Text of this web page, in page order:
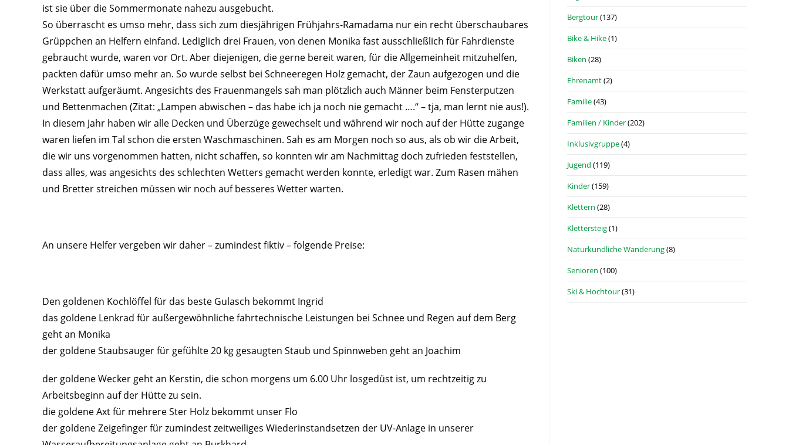
ist sie über die Sommermonate nahezu ausgebucht.
So überrascht es umso mehr, dass sich zum diesjährigen Frühjahrs-Ramadama nur ein recht überschaubares
Grüppchen an Helfern einfand. Lediglich drei Frauen, von denen Monika fast ausschließlich für Fahrdienste
gebraucht wurde, waren vor Ort. Aber diejenigen, die gerne bereit waren, für die Allgemeinheit mitzuhelfen,
packten dafür umso mehr an. So wurde selbst bei Schneeregen Holz gemacht, der Zaun aufgezogen und die
Werkstatt aufgeräumt. Angesichts des Frauenmangels sah man plötzlich auch Männer beim Fensterputzen
und Bettenmachen (Zitat: „Lampen abwischen – das habe ich ja noch nie gemacht ….“ – tja, man lernt nie aus!).
In diesem Jahr haben wir alle Decken und Überzüge gewechselt und während wir noch auf der Hütte zugange
waren liefen im Tal schon die ersten Waschmaschinen. Sah es am Morgen noch so aus, als ob wir die Arbeit,
die wir uns vorgenommen hatten, nicht schaffen, so konnten wir am Nachmittag doch zufrieden feststellen,
dass alles, was angesichts des schlechten Wetters gemacht werden konnte, erledigt war. Zum Rasen mähen
und Bretter streichen müssen wir noch auf besseres Wetter warten.
An unsere Helfer vergeben wir daher – zumindest fiktiv – folgende Preise:
Den goldenen Kochlöffel für das beste Gulasch bekommt Ingrid
das goldene Lenkrad für außergewöhnliche fahrtechnische Leistungen bei Schnee und Regen auf dem Berg
geht an Monika
der goldene Staubsauger für gefühlte 20 kg gesaugten Staub und Spinnweben geht an Joachim
der goldene Wecker geht an Kerstin, die schon morgens um 6.00 Uhr losgedüst ist, um rechtzeitig zu
Arbeitsbeginn auf der Hütte zu sein.
die goldene Axt für mehrere Ster Holz bekommt unser Flo
der goldene Zeigefinger für zumindest zeitweiliges Wiederinstandsetzen der UV-Anlage in unserer
Bergtour(137)
Bike & Hike(1)
Biken (28)
Ehrenamt(2)
Familie(43)
Familien / Kinder(202)
Inklusivgruppe(4)
Jugend (119)
Kinder(159)
Klettern (28)
Klettersteig(1)
Naturkundliche Wanderung(8)
Senioren (100)
Ski & Hochtour(31)